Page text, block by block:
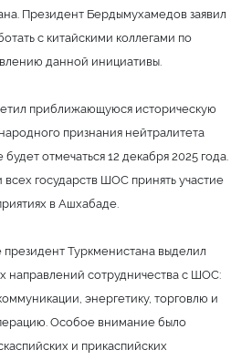
Президент Бердымухамедов заявил
с китайскими коллегами по
данной инициативы.
приближающуюся историческую
признания нейтралитета
отмечаться 12 декабря 2025 года.
государств ШОС принять участие
в Ашхабаде.
Туркменистана выделил
направлений сотрудничества с ШОС:
энергетику, торговлю и
Особое внимание было
и прикаспийских